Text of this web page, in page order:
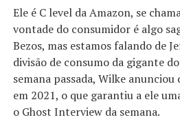
Ele é C level da Amazon, se
vontade do consumidor é algo
Bezos, mas estamos falando de
divisão de consumo da gigante
semana passada, Wilke
em 2021, o que garantiu a ele
o Ghost Interview da semana.